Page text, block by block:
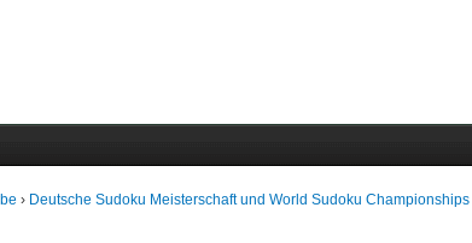
› Deutsche Sudoku Meisterschaft und World Sudoku Championships